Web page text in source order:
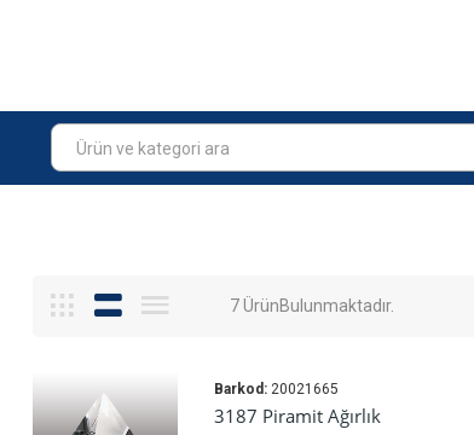
Ürün ve kategori ara
7 ÜrünBulunmaktadır.
Barkod: 20021665
3187 Piramit Ağırlık